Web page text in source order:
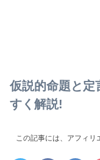
仮説的命題と定
すく解説!
この記事には、アフィリ